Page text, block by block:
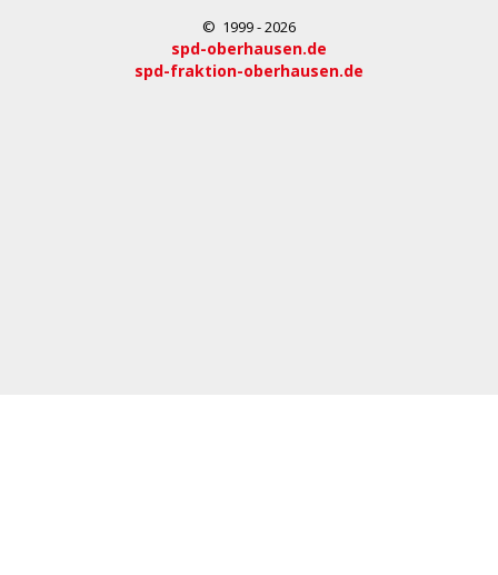
© 1999 - 2026
spd-oberhausen.de
spd-fraktion-oberhausen.de